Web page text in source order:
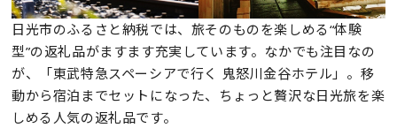
日光市のふるさと納税では、旅そのものを楽しめる“体験
型”の返礼品がますます充実しています。なかでも注目なの
が、「東武特急スペーシアで行く 鬼怒川金谷ホテル」。移
動から宿泊までセットになった、ちょっと贅沢な日光旅を楽
しめる人気の返礼品です。